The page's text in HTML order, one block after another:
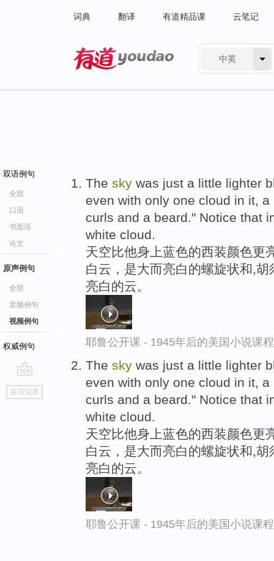
词典 翻译 有道精品课 云笔记
中英
双语例句
全部
口语
书面语
论文
原声例句
全部
音频例句
视频例句
权威例句
go
top
返回词典
The sky was just a little lighter
even with only one cloud in it,
curls and a beard." Notice that
white cloud.
天空比他身上蓝色的西装颜色更
白云，是大而亮白的螺旋状和,
亮白的云。
耶鲁公开课 - 1945年后的美国小说课
The sky was just a little lighter
even with only one cloud in it,
curls and a beard." Notice that
white cloud.
天空比他身上蓝色的西装颜色更
白云，是大而亮白的螺旋状和,
亮白的云。
耶鲁公开课 - 1945年后的美国小说课